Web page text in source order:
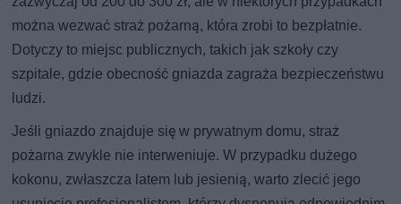
można wezwać straż pożarną, która zrobi to bezpłatnie.
Dotyczy to miejsc publicznych, takich jak szkoły czy
szpitale, gdzie obecność gniazda zagraża bezpieczeństwu
ludzi.
Jeśli gniazdo znajduje się w prywatnym domu, straż
pożarna zwykle nie interweniuje. W przypadku dużego
kokonu, zwłaszcza latem lub jesienią, warto zlecić jego